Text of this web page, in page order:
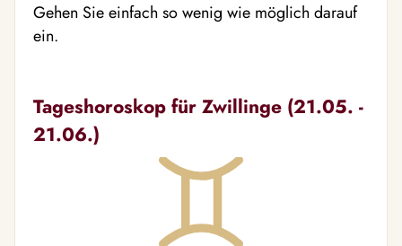
Gehen Sie einfach so wenig wie möglich darauf
ein.
Tageshoroskop für Zwillinge (21.05. -
21.06.)